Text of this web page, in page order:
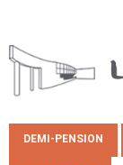
DEMI-PENSION